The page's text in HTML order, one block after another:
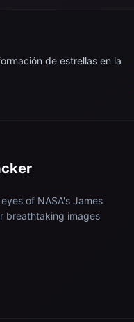
de estrellas en la
of NASA's James
breathtaking images